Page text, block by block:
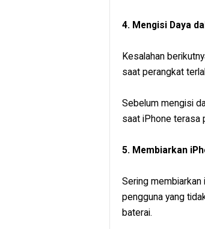
4. Mengisi Daya
Kesalahan
saat perangkat
Sebelum mengisi
saat iPhone terasa
5. Membiarkan
Sering membiarkan
pengguna yang
baterai.